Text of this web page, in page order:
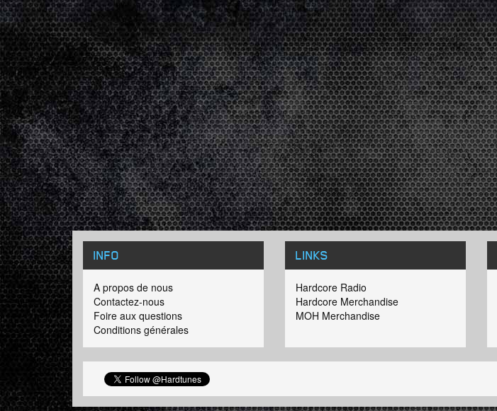
INFO
A propos de nous
Contactez-nous
Foire aux questions
Conditions générales
LINKS
Hardcore Radio
Hardcore Merchandise
MOH Merchandise